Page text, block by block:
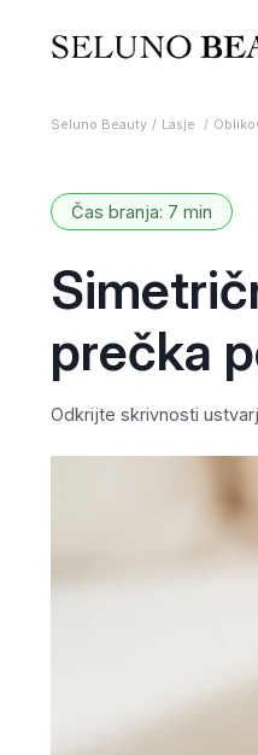
Seluno Beauty Lasje
Čas branja: 7 min
prečka
Odkrijte skrivnosti